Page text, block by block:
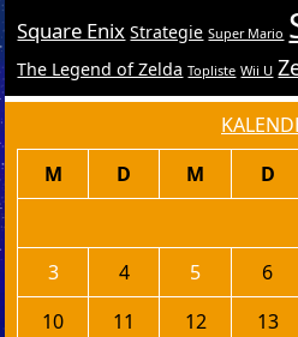
Square Enix Strategie Super Mario
The Legend of Zelda Topliste Wii U
M D M D
3
4 5 6
10
11 12 13